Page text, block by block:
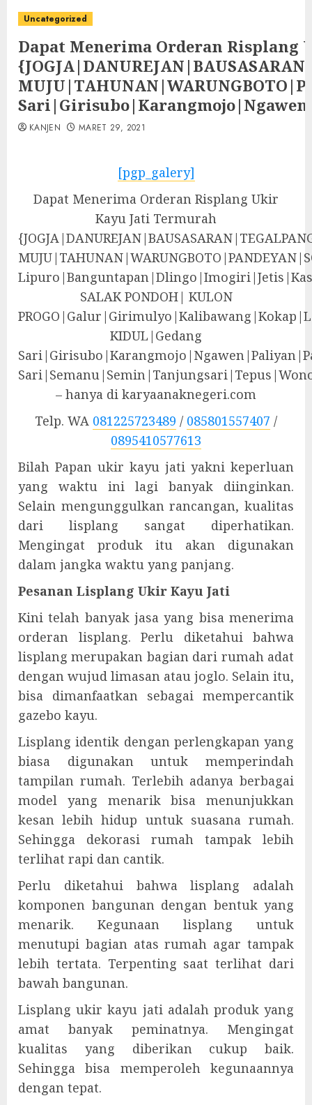
Uncategorized
Dapat Menerima Orderan Risplang
KANJEN MARET 29, 2021
[pgp_galery]
Dapat Menerima Orderan Risplang Ukir
Kayu Jati Termurah
SALAK PONDOH| KULON
KIDUL|Gedang
– hanya di karyaanaknegeri.com
Telp. WA 081225723489 / 085801557407 /
0895410577613
Bilah Papan ukir kayu jati yakni keperluan
yang waktu ini lagi banyak diinginkan.
Selain mengunggulkan rancangan, kualitas
dari lisplang sangat diperhatikan.
Mengingat produk itu akan digunakan
dalam jangka waktu yang panjang.
Pesanan Lisplang Ukir Kayu Jati
Kini telah banyak jasa yang bisa menerima
orderan lisplang. Perlu diketahui bahwa
lisplang merupakan bagian dari rumah adat
dengan wujud limasan atau joglo. Selain itu,
bisa dimanfaatkan sebagai mempercantik
gazebo kayu.
Lisplang identik dengan perlengkapan yang
biasa digunakan untuk memperindah
tampilan rumah. Terlebih adanya berbagai
model yang menarik bisa menunjukkan
kesan lebih hidup untuk suasana rumah.
Sehingga dekorasi rumah tampak lebih
terlihat rapi dan cantik.
Perlu diketahui bahwa lisplang adalah
komponen bangunan dengan bentuk yang
menarik. Kegunaan lisplang untuk
menutupi bagian atas rumah agar tampak
lebih tertata. Terpenting saat terlihat dari
bawah bangunan.
Lisplang ukir kayu jati adalah produk yang
amat banyak peminatnya. Mengingat
kualitas yang diberikan cukup baik.
Sehingga bisa memperoleh kegunaannya
dengan tepat.